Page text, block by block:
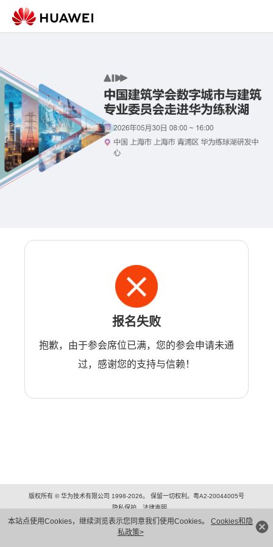
本站点使用Cookies，继续浏览表示您同意我们使用Cookies。 Cookies和隐
私政策>
报名失败
抱歉，由于参会席位已满，您的参会申请未通
过，感谢您的支持与信赖！
版权所有 © 华为技术有限公司 1998-2026。 保留一切权利。粤A2-20044005号
隐私保护
法律声明